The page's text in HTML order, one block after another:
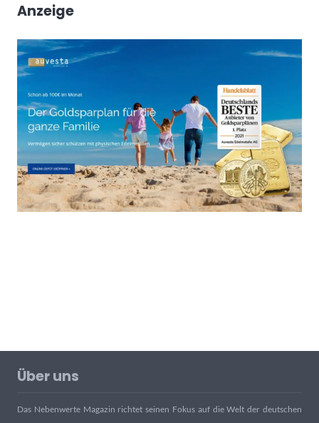
Anzeige
Über uns
Das Nebenwerte Magazin richtet seinen Fokus auf die Welt der deutschen